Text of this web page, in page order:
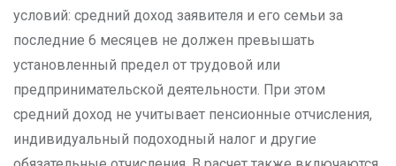
условий: средний доход заявителя и его семьи за
последние 6 месяцев не должен превышать
установленный предел от трудовой или
предпринимательской деятельности. При этом
средний доход не учитывает пенсионные отчисления,
индивидуальный подоходный налог и другие